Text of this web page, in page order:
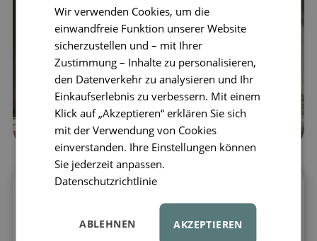
Das Kinder-Jeanskleid LIEWOOD Sybilla
Wir verwenden Cookies, um die
einwandfreie Funktion unserer Website
sicherzustellen und – mit Ihrer
Zustimmung – Inhalte zu personalisieren,
den Datenverkehr zu analysieren und Ihr
Einkaufserlebnis zu verbessern. Mit einem
Klick auf „Akzeptieren“ erklären Sie sich
mit der Verwendung von Cookies
einverstanden. Ihre Einstellungen können
Sie jederzeit anpassen.
Datenschutzrichtlinie
AKZEPTIEREN
ABLEHNEN